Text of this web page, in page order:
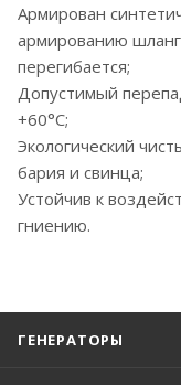
Армирован
армированию
перегибается;
Допустимый
+60°C;
Экологический
бария и свинца;
Устойчив к
гниению.
ГЕНЕРАТОРЫ